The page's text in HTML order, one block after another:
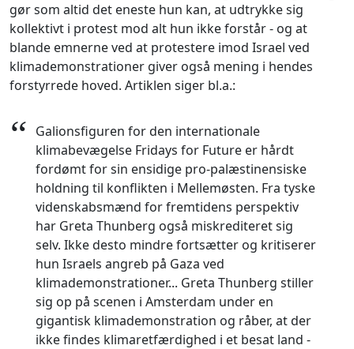
gør som altid det eneste hun kan, at udtrykke sig
kollektivt i protest mod alt hun ikke forstår - og at
blande emnerne ved at protestere imod Israel ved
klimademonstrationer giver også mening i hendes
forstyrrede hoved. Artiklen siger bl.a.:
“ Galionsfiguren for den internationale
klimabevægelse Fridays for Future er hårdt
fordømt for sin ensidige pro-palæstinensiske
holdning til konflikten i Mellemøsten. Fra tyske
videnskabsmænd for fremtidens perspektiv
har Greta Thunberg også miskrediteret sig
selv. Ikke desto mindre fortsætter og kritiserer
hun Israels angreb på Gaza ved
klimademonstrationer... Greta Thunberg stiller
sig op på scenen i Amsterdam under en
gigantisk klimademonstration og råber, at der
ikke findes klimaretfærdighed i et besat land -